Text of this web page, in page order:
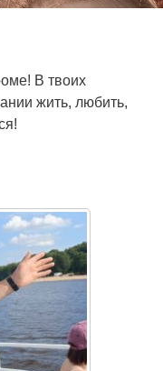
В твоих
жить, любить,